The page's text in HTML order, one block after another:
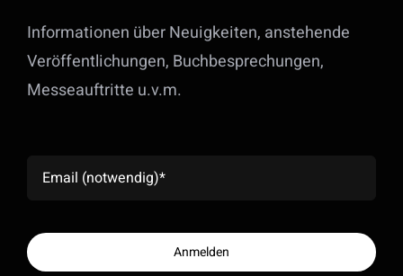
Informationen über Neuigkeiten, anstehende
Veröffentlichungen, Buchbesprechungen,
Messeauftritte u.v.m.
Anmelden